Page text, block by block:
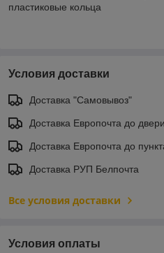
пластиковые кольца
Условия доставки
Доставка "Самовывоз"
Доставка Европочта до двери
Доставка Европочта до
Доставка РУП Белпочта
Все условия доставки
Условия оплаты